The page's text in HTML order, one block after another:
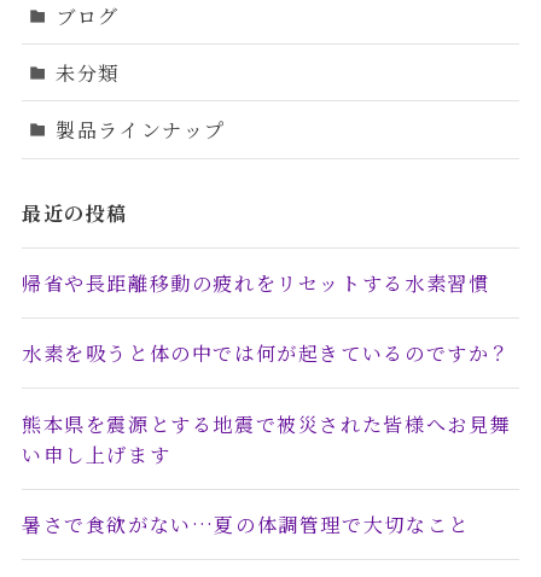
ブログ
未分類
製品ラインナップ
最近の投稿
帰省や長距離移動の疲れをリセットする水素習慣
水素を吸うと体の中では何が起きているのですか？
熊本県を震源とする地震で被災された皆様へお見舞
い申し上げます
暑さで食欲がない…夏の体調管理で大切なこと